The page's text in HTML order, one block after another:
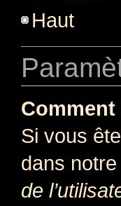
Haut
Si vous
dans
de